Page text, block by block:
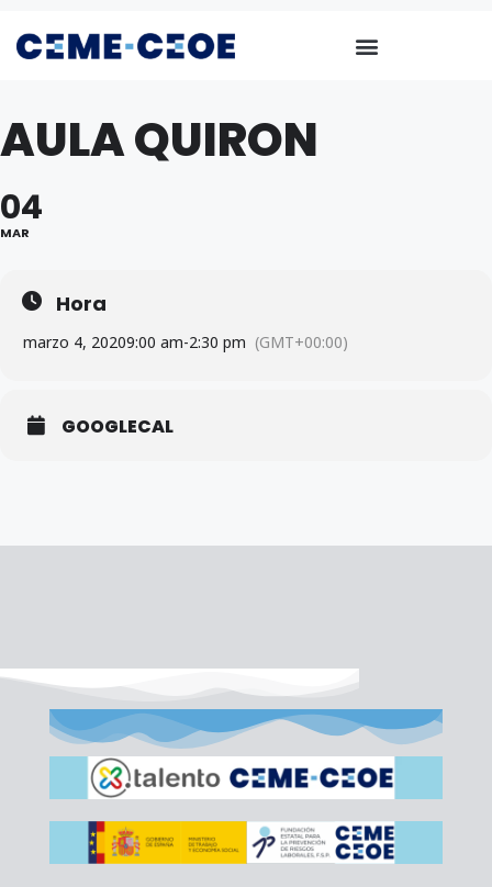
AULA QUIRON
04
MAR
Hora
marzo 4, 20209:00 am-2:30 pm (GMT+00:00)
GOOGLECAL